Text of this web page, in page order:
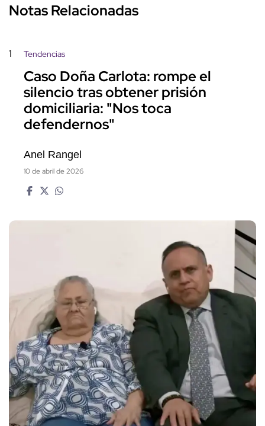
Notas Relacionadas
1 Tendencias
Caso Doña Carlota: rompe el
silencio tras obtener prisión
domiciliaria: "Nos toca
defendernos"
Anel Rangel
10 de abril de 2026